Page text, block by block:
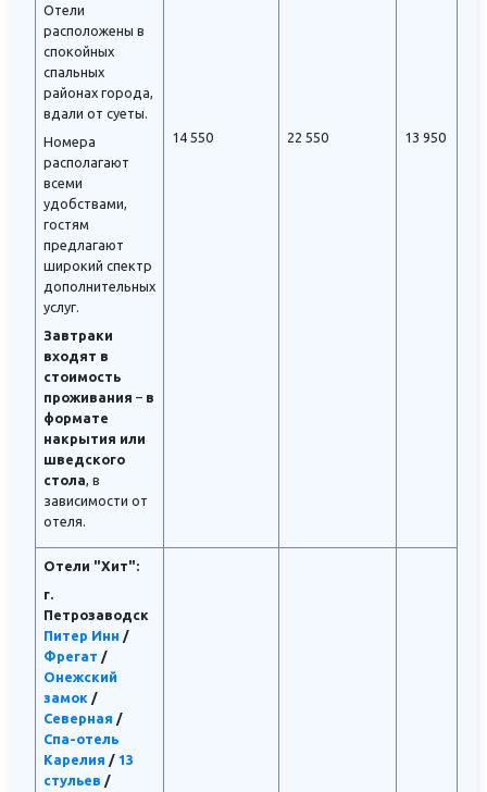
Отели
расположены в
спокойных
спальных
районах города,
вдали от суеты.
Номера
располагают
всеми
удобствами,
гостям
предлагают
широкий спектр
дополнительных
услуг.
Завтраки
входят в
стоимость
проживания – в
формате
накрытия или
шведского
стола, в
зависимости от
отеля.
14 550 22 550 13 950
Отели "Хит":
г.
Петрозаводск
Питер Инн /
Фрегат /
Онежский
замок /
Северная /
Спа-отель
Карелия /13
стульев /